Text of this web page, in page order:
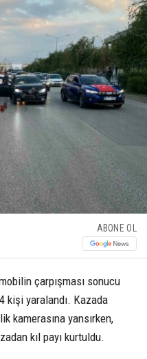
ABONE OL
çarpışması sonucu
kişi yaralandı. Kazada
kamerasına yansırken,
kıl payı kurtuldu.